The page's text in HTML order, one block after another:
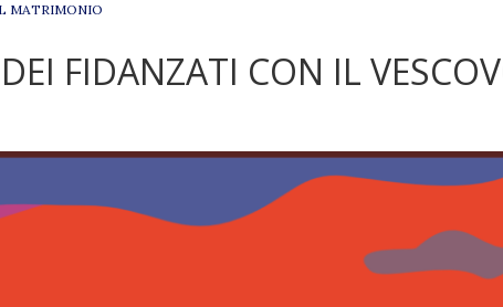
MATRIMONIO
FIDANZATI CON IL